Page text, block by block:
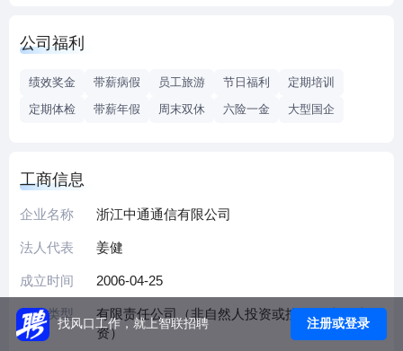
AAAA物流企业、通信行业招标代理甲级、CNAS国家实验室
升员工自身价值，并开展丰富的企业文化活动为员工创造和
文化广场商务圈，良好的地理位置和办公环境也为员工的工
作和生活带来极大的便利。公司现有1300多人，欢迎物流、
等相关领域的您加入，用您的知识和才华与我们一起创造更
加美好的明天！
公司福利
绩效奖金 带薪病假 员工旅游 节日福利
定期培训
定期体检
带薪年假 周末双休 六险一金 大型国企
工商信息
企业名称 浙江中通通信有限公司
法人代表 姜健
成立时间 2006-04-25
企业类型
有限责任公司（非自然人投资或控股的法人独
资）
找风口工作，就上智联招聘 注册或登录